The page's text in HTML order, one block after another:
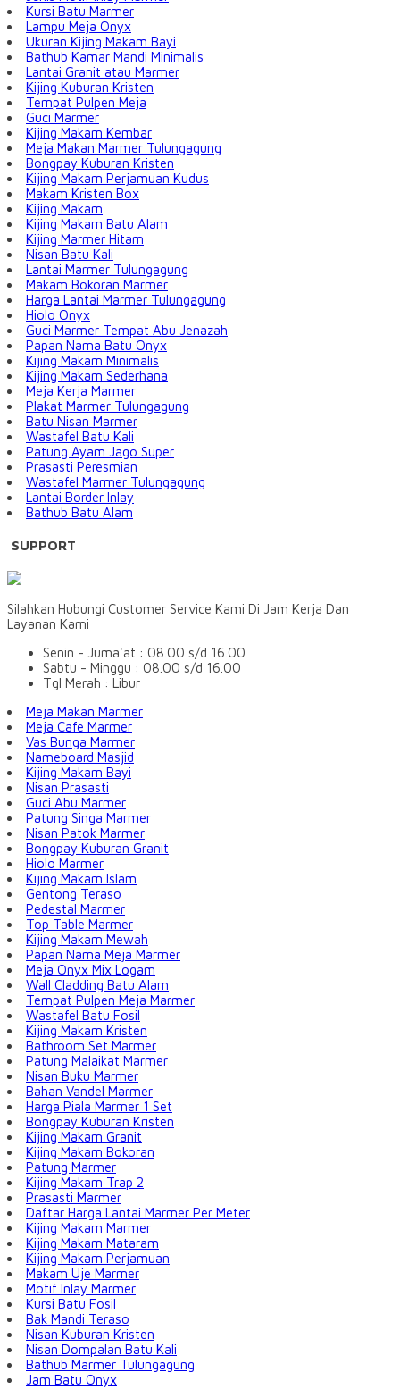
Kursi Batu Marmer
Lampu Meja Onyx
Ukuran Kijing Makam Bayi
Bathub Kamar Mandi Minimalis
Lantai Granit atau Marmer
Kijing Kuburan Kristen
Tempat Pulpen Meja
Guci Marmer
Kijing Makam Kembar
Meja Makan Marmer Tulungagung
Bongpay Kuburan Kristen
Kijing Makam Perjamuan Kudus
Makam Kristen Box
Kijing Makam
Kijing Makam Batu Alam
Kijing Marmer Hitam
Nisan Batu Kali
Lantai Marmer Tulungagung
Makam Bokoran Marmer
Harga Lantai Marmer Tulungagung
Hiolo Onyx
Guci Marmer Tempat Abu Jenazah
Papan Nama Batu Onyx
Kijing Makam Minimalis
Kijing Makam Sederhana
Meja Kerja Marmer
Plakat Marmer Tulungagung
Batu Nisan Marmer
Wastafel Batu Kali
Patung Ayam Jago Super
Prasasti Peresmian
Wastafel Marmer Tulungagung
Lantai Border Inlay
Bathub Batu Alam
SUPPORT
Silahkan Hubungi Customer Service Kami Di Jam Kerja Dan
Layanan Kami
Senin - Juma'at : 08.00 s/d 16.00
Sabtu - Minggu : 08.00 s/d 16.00
Tgl Merah : Libur
Meja Makan Marmer
Meja Cafe Marmer
Vas Bunga Marmer
Nameboard Masjid
Kijing Makam Bayi
Nisan Prasasti
Guci Abu Marmer
Patung Singa Marmer
Nisan Patok Marmer
Bongpay Kuburan Granit
Hiolo Marmer
Kijing Makam Islam
Gentong Teraso
Pedestal Marmer
Top Table Marmer
Kijing Makam Mewah
Papan Nama Meja Marmer
Meja Onyx Mix Logam
Wall Cladding Batu Alam
Tempat Pulpen Meja Marmer
Wastafel Batu Fosil
Kijing Makam Kristen
Bathroom Set Marmer
Patung Malaikat Marmer
Nisan Buku Marmer
Bahan Vandel Marmer
Harga Piala Marmer 1 Set
Bongpay Kuburan Kristen
Kijing Makam Granit
Kijing Makam Bokoran
Patung Marmer
Kijing Makam Trap 2
Prasasti Marmer
Daftar Harga Lantai Marmer Per Meter
Kijing Makam Marmer
Kijing Makam Mataram
Kijing Makam Perjamuan
Makam Uje Marmer
Motif Inlay Marmer
Kursi Batu Fosil
Bak Mandi Teraso
Nisan Kuburan Kristen
Nisan Dompalan Batu Kali
Bathub Marmer Tulungagung
Jam Batu Onyx